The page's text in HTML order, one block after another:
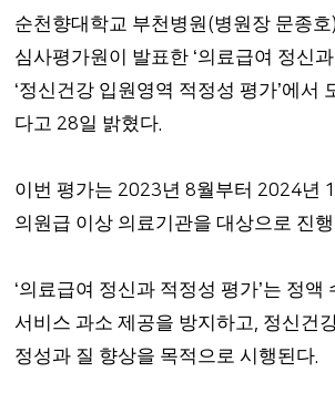
순천향대학교 부천병원(병원장 문종호)
심사평가원이 발표한 ‘의료급여 정신
‘정신건강 입원영역 적정성 평가’에서
다고 28일 밝혔다.
이번 평가는 2023년8월부터 2024년 1
의원급 이상 의료기관을 대상으로 진
‘의료급여 정신과 적정성 평가’는 정액
서비스 과소 제공을 방지하고, 정신건
정성과 질 향상을 목적으로 시행된다.